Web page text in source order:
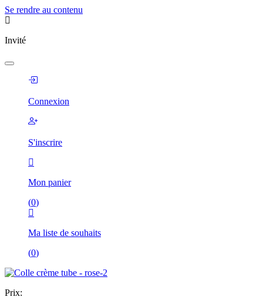
Se rendre au contenu
Invité
Connexion
S'inscrire
Mon panier
(0)
Ma liste de souhaits
(0)
Prix: